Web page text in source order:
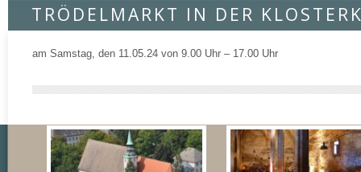
TRÖDELMARKT IN DER
am Samstag, den 11.05.24 von 9.00 Uhr – 17.00 Uhr